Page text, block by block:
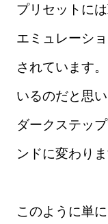
プリセットに
エミュレーシ
されています
いるのだと思
ダークステッ
ンドに変わりま
このように単